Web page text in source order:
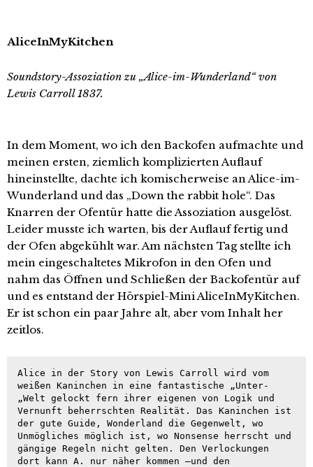
AliceInMyKitchen
Soundstory-Assoziation zu „Alice-im-Wunderland“ von
Lewis Carroll 1837.
In dem Moment, wo ich den Backofen aufmachte und
meinen ersten, ziemlich komplizierten Auflauf
hineinstellte, dachte ich komischerweise an Alice-im-
Wunderland und das „Down the rabbit hole“. Das
Knarren der Ofentür hatte die Assoziation ausgelöst.
Leider musste ich warten, bis der Auflauf fertig und
der Ofen abgekühlt war. Am nächsten Tag stellte ich
mein eingeschaltetes Mikrofon in den Ofen und
nahm das Öffnen und Schließen der Backofentür auf
und es entstand der Hörspiel-Mini AliceInMyKitchen.
Er ist schon ein paar Jahre alt, aber vom Inhalt her
zeitlos.
Alice in der Story von Lewis Carroll wird vom
weißen Kaninchen in eine fantastische „Unter-
„Welt gelockt fern ihrer eigenen von Logik und
Vernunft beherrschten Realität. Das Kaninchen ist
der gute Guide, Wonderland die Gegenwelt, wo
Unmögliches möglich ist, wo Nonsense herrscht und
gängige Regeln nicht gelten. Den Verlockungen
dort kann A. nur näher kommen –und den